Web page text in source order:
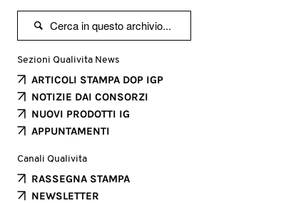

Sezioni Qualivita News
ARTICOLI STAMPA DOP IGP
NOTIZIE DAI CONSORZI
NUOVI PRODOTTI IG
APPUNTAMENTI
Canali Qualivita
RASSEGNA STAMPA
NEWSLETTER